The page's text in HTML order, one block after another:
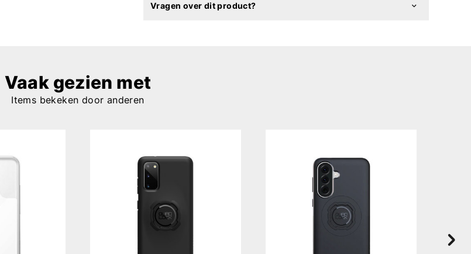
Vragen over dit product?
Vaak gezien met
Items bekeken door anderen